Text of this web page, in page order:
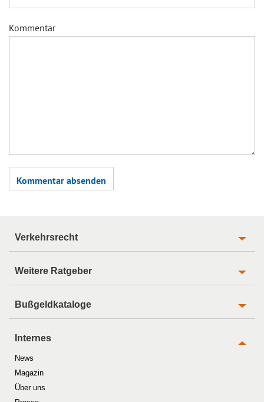
Kommentar
Verkehrsrecht
Weitere Ratgeber
Bußgeldkataloge
Internes
News
Magazin
Über uns